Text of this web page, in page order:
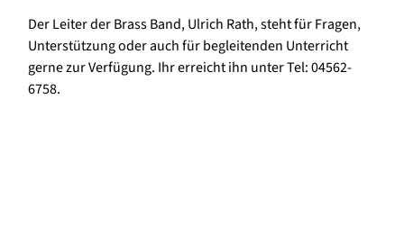
Der Leiter der Brass Band, Ulrich Rath, steht für Fragen,
Unterstützung oder auch für begleitenden Unterricht
gerne zur Verfügung. Ihr erreicht ihn unter Tel: 04562-
6758.